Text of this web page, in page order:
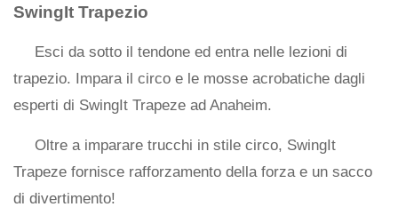
SwingIt Trapezio
Esci da sotto il tendone ed entra nelle lezioni di
trapezio. Impara il circo e le mosse acrobatiche dagli
esperti di SwingIt Trapeze ad Anaheim.
Oltre a imparare trucchi in stile circo, SwingIt
Trapeze fornisce rafforzamento della forza e un sacco
di divertimento!